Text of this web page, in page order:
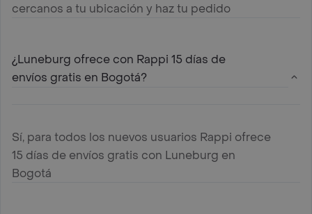
cercanos a tu ubicación y haz tu pedido
¿Luneburg ofrece con Rappi 15 días de
envíos gratis en Bogotá?
Sí, para todos los nuevos usuarios Rappi ofrece
15 días de envíos gratis con Luneburg en
Bogotá